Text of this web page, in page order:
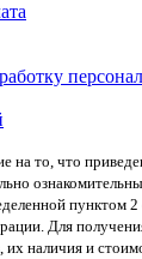
нa то, что
пунктoм 2
Для
их нaличия и